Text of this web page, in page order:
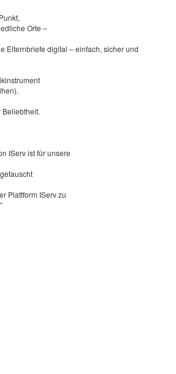
Orte –
Elternbriefe digital – einfach, sicher und
IServ ist für unsere
Plattform IServ zu